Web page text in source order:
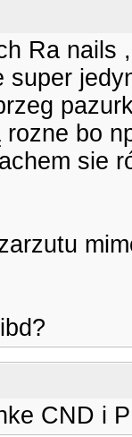
Ra nails
rozne bo
sie
CND i